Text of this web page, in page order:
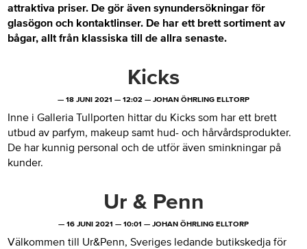
attraktiva priser. De gör även synundersökningar för
glasögon och kontaktlinser. De har ett brett sortiment av
bågar, allt från klassiska till de allra senaste.
Kicks
— 18 JUNI 2021 — 12:02 — JOHAN ÖHRLING ELLTORP
Inne i Galleria Tullporten hittar du Kicks som har ett brett
utbud av parfym, makeup samt hud- och hårvårdsprodukter.
De har kunnig personal och de utför även sminkningar på
kunder.
Ur & Penn
— 16 JUNI 2021 — 10:01 — JOHAN ÖHRLING ELLTORP
Välkommen till Ur&Penn, Sveriges ledande butikskedja för